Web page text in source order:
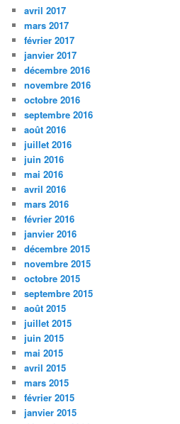
avril 2017
mars 2017
février 2017
janvier 2017
décembre 2016
novembre 2016
octobre 2016
septembre 2016
août 2016
juillet 2016
juin 2016
mai 2016
avril 2016
mars 2016
février 2016
janvier 2016
décembre 2015
novembre 2015
octobre 2015
septembre 2015
août 2015
juillet 2015
juin 2015
mai 2015
avril 2015
mars 2015
février 2015
janvier 2015